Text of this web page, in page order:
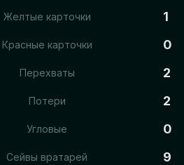
Желтые карточки
1
Красные карточки
0
Перехваты
2
Потери
2
Угловые
0
Сейвы вратарей
9